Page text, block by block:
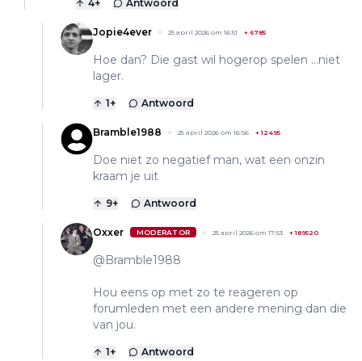
4+ Antwoord
Jopie4ever 25 april 2026 om 16:51 + 6785
Hoe dan? Die gast wil hogerop spelen ...niet
lager.
1+ Antwoord
Bramble1988 25 april 2026 om 16:56 +12495
Doe niet zo negatief man, wat een onzin
kraam je uit
9+ Antwoord
Oxxer MODERATOR 25 april 2026 om 17:53 +189520
@Bramble1988
Hou eens op met zo te reageren op
forumleden met een andere mening dan die
van jou.
1+ Antwoord